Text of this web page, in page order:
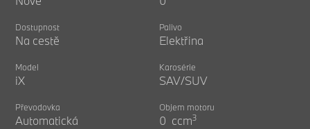
Dostupnost
Na cestě
Palivo
Elektřina
Model
iX
Karosérie
SAV/SUV
Převodovka
Automatická
Objem motoru
0 ccm3